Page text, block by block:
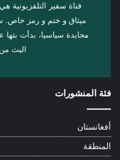
قناة سفير التلفزيونية
ميثاق و ختم و رمز خاص.
البث
فئة المنشورات
أفغانستان
المنطقة